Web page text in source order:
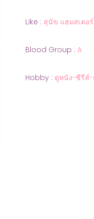
Like : สุนัข แฮมสเตอ
Blood Group : A
Hobby : ดูหนัง-ซีรีส์-